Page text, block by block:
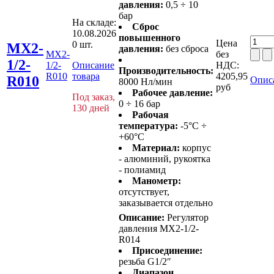
MX2-
1/2-
R010
MX2-
1/2-
R010
На складе:
10.08.2026
0 шт.
Описание
товара
Под заказ,
130 дней
давления: 0,5 ÷ 10
бар
Сброс
повышенного
давления: без сброса
Производительность:
8000 Нл/мин
Рабочее давление:
0 ÷ 16 бар
Рабочая
температура: -5°C ÷
+60°C
Материал: корпус
- алюминий, рукоятка
- полиамид
Манометр:
отсутствует,
заказывается отдельно
Цена
без
НДС:
4205,95
руб
Описание: Регулятор
давления MX2-1/2-
R014
Присоединение:
резьба G1/2″